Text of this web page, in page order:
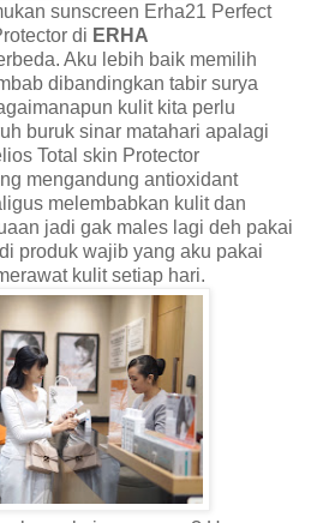
sunscreen Erha21 Perfect
di ERHA
Aku lebih baik memilih
dibandingkan tabir surya
kulit kita perlu
buruk sinar matahari apalagi
Total skin Protector
mengandung antioxidant
melembabkan kulit dan
jadi gak males lagi deh pakai
produk wajib yang aku pakai
kulit setiap hari.